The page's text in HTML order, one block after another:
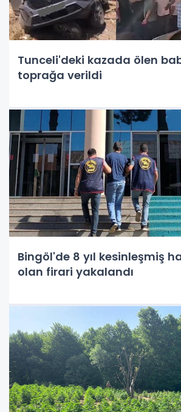
Tunceli'deki kazada ölen
toprağa verildi
Bingöl'de 8 yıl kesinleşmiş
olan firari yakalandı